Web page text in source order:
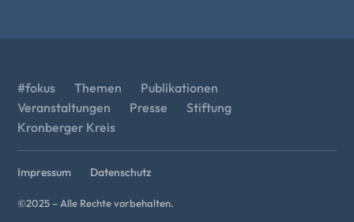
#fokus Themen
Publikationen
Veranstaltungen
Presse
Stiftung
Kronberger Kreis
Impressum Datenschutz
©2025 – Alle Rechte vorbehalten.